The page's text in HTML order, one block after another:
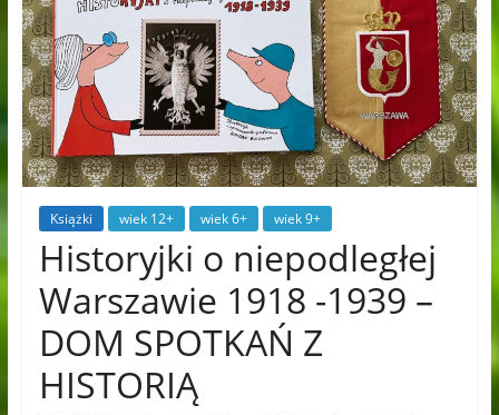
Książki wiek 12+ wiek 6+ wiek 9+
Historyjki o niepodległej
Warszawie 1918 -1939 –
DOM SPOTKAŃ Z
HISTORIĄ